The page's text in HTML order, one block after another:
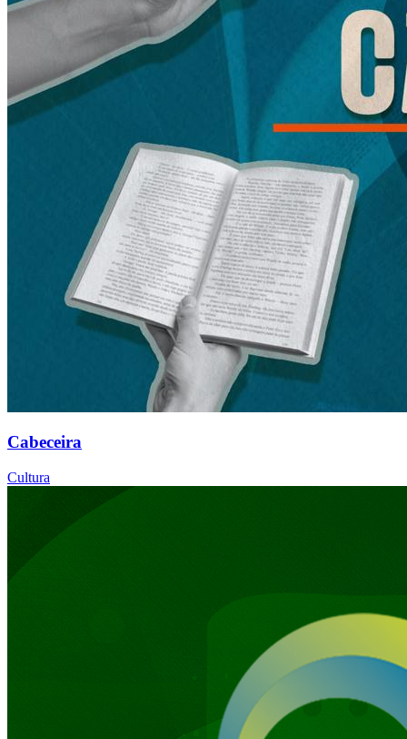
Cabeceira
Cultura